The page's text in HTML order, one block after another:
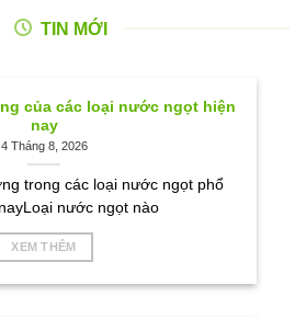
TIN MỚI
của các loại nước ngọt hiện
nay
4 Tháng 8, 2026
trong các loại nước ngọt phổ
nước ngọt nào
XEM THÊM